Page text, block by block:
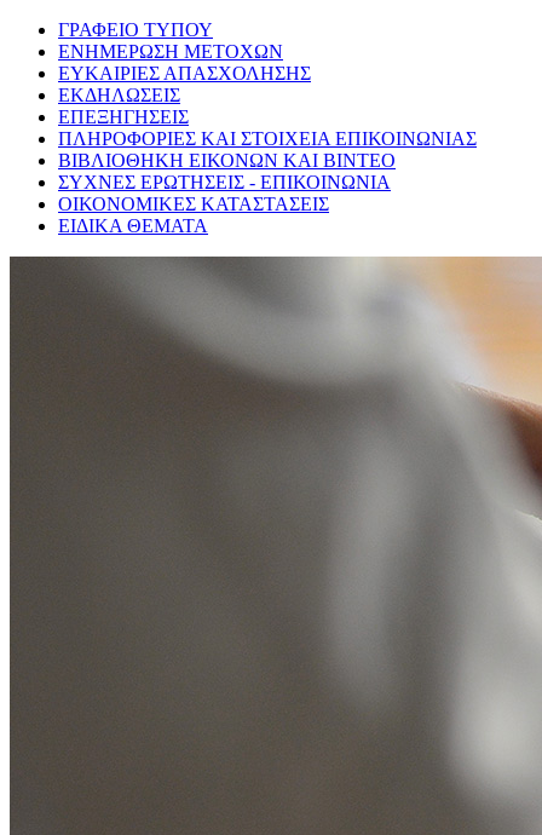
ΓΡΑΦΕΙΟ ΤΥΠΟΥ
ΕΝΗΜΕΡΩΣΗ ΜΕΤΟΧΩΝ
ΕΥΚΑΙΡΙΕΣ ΑΠΑΣΧΟΛΗΣΗΣ
ΕΚΔΗΛΩΣΕΙΣ
ΕΠΕΞΗΓΗΣΕΙΣ
ΠΛΗΡΟΦΟΡΙΕΣ ΚΑΙ ΣΤΟΙΧΕΙΑ ΕΠΙΚΟΙΝΩΝΙΑΣ
ΒΙΒΛΙΟΘΗΚΗ ΕΙΚΟΝΩΝ ΚΑΙ ΒΙΝΤΕΟ
ΣΥΧΝΕΣ ΕΡΩΤΗΣΕΙΣ - ΕΠΙΚΟΙΝΩΝΙΑ
ΟΙΚΟΝΟΜΙΚΕΣ ΚΑΤΑΣΤΑΣΕΙΣ
ΕΙΔΙΚΑ ΘΕΜΑΤΑ